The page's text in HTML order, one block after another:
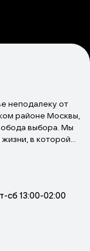
неподалеку от
районе Москвы,
выбора. Мы
в которой
и
и банок в
и этичного
сб 13:00-02:00